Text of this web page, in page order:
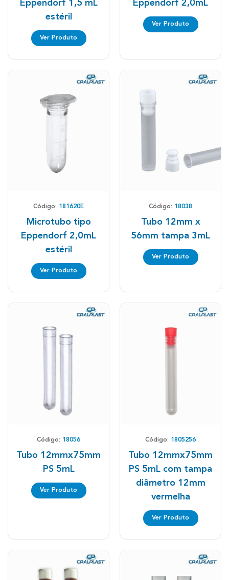
Eppendorf 1,5 mL
estéril
Ver Produto
Eppendorf 2,0mL
Ver Produto
Código: 181620E
Microtubo tipo
Eppendorf 2,0mL
estéril
Ver Produto
Código: 18038
Tubo 12mm x
56mm tampa 3mL
Ver Produto
Código: 18056
Tubo 12mmx75mm
PS 5mL
Ver Produto
Código: 1805256
Tubo 12mmx75mm
PS 5mL com tampa
diâmetro 12mm
vermelha
Ver Produto